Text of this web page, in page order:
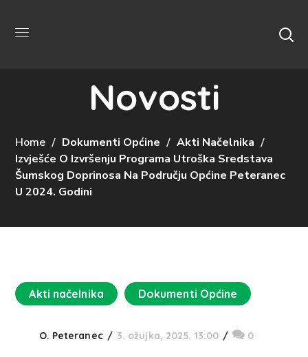
Novosti
Home Dokumenti Općine
Akti Načelnika
Izvješće O Izvršenju Programa Utroška Sredstava
Šumskog Doprinosa Na Području Općine Peteranec
U 2024. Godini
Akti načelnika Dokumenti Općine
O. Peteranec 3. ožujka, 2025. 13:00 0